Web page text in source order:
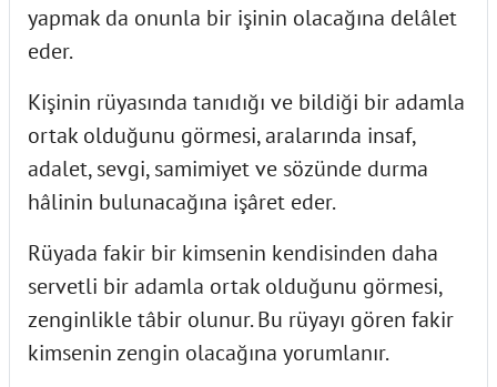
yapmak da onunla bir işinin olacağına delâlet
eder.
Kişinin rüyasında tanıdığı ve bildiği bir adamla
ortak olduğunu görmesi, aralarında insaf,
adalet, sevgi, samimiyet ve sözünde durma
hâlinin bulunacağına işâret eder.
Rüyada fakir bir kimsenin kendisinden daha
servetli bir adamla ortak olduğunu görmesi,
zenginlikle tâbir olunur. Bu rüyayı gören fakir
kimsenin zengin olacağına yorumlanır.